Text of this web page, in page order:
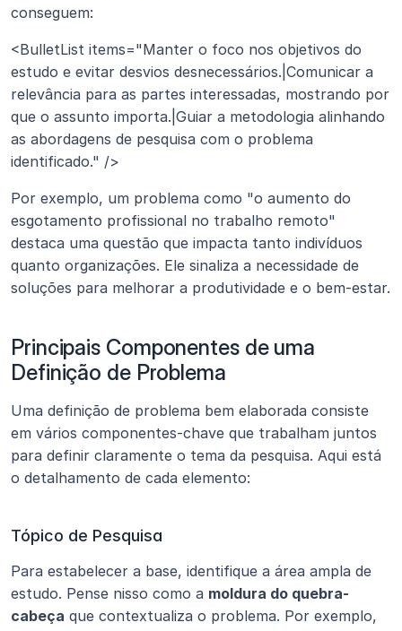
conseguem:
<BulletList items="Manter o foco nos objetivos do
estudo e evitar desvios desnecessários.|Comunicar a
relevância para as partes interessadas, mostrando por
que o assunto importa.|Guiar a metodologia alinhando
as abordagens de pesquisa com o problema
identificado." />
Por exemplo, um problema como "o aumento do
esgotamento profissional no trabalho remoto"
destaca uma questão que impacta tanto indivíduos
quanto organizações. Ele sinaliza a necessidade de
soluções para melhorar a produtividade e o bem-estar.
Principais Componentes de uma
Definição de Problema
Uma definição de problema bem elaborada consiste
em vários componentes-chave que trabalham juntos
para definir claramente o tema da pesquisa. Aqui está
o detalhamento de cada elemento:
Tópico de Pesquisa
Para estabelecer a base, identifique a área ampla de
estudo. Pense nisso como a moldura do quebra-
cabeça que contextualiza o problema. Por exemplo,